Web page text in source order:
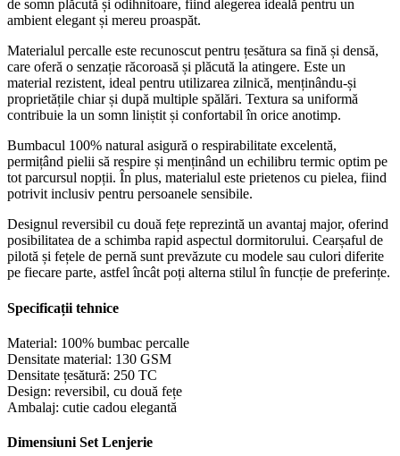
de somn plăcută și odihnitoare, fiind alegerea ideală pentru un
ambient elegant și mereu proaspăt.
Materialul percalle este recunoscut pentru țesătura sa fină și densă,
care oferă o senzație răcoroasă și plăcută la atingere. Este un
material rezistent, ideal pentru utilizarea zilnică, menținându-și
proprietățile chiar și după multiple spălări. Textura sa uniformă
contribuie la un somn liniștit și confortabil în orice anotimp.
Bumbacul 100% natural asigură o respirabilitate excelentă,
permițând pielii să respire și menținând un echilibru termic optim pe
tot parcursul nopții. În plus, materialul este prietenos cu pielea, fiind
potrivit inclusiv pentru persoanele sensibile.
Designul reversibil cu două fețe reprezintă un avantaj major, oferind
posibilitatea de a schimba rapid aspectul dormitorului. Cearșaful de
pilotă și fețele de pernă sunt prevăzute cu modele sau culori diferite
pe fiecare parte, astfel încât poți alterna stilul în funcție de preferințe.
Specificații tehnice
Material: 100% bumbac percalle
Densitate material: 130 GSM
Densitate țesătură: 250 TC
Design: reversibil, cu două fețe
Ambalaj: cutie cadou elegantă
Dimensiuni Set Lenjerie